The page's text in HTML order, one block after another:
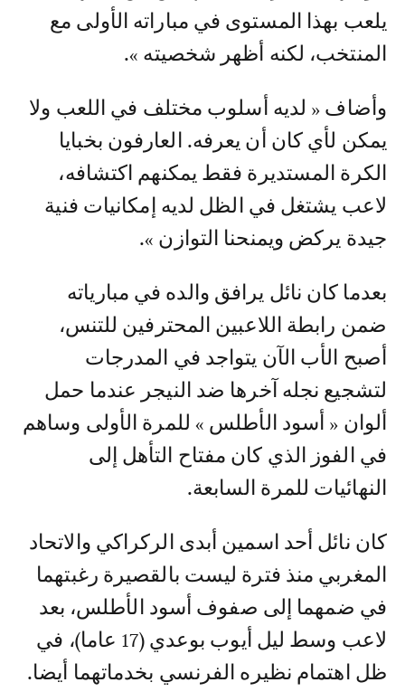
يلعب بهذا المستوى في مباراته الأولى مع
المنتخب، لكنه أظهر شخصيته ».
وأضاف « لديه أسلوب مختلف في اللعب ولا
يمكن لأي كان أن يعرفه. العارفون بخبايا
الكرة المستديرة فقط يمكنهم اكتشافه،
لاعب يشتغل في الظل لديه إمكانيات فنية
جيدة يركض ويمنحنا التوازن ».
بعدما كان نائل يرافق والده في مبارياته
ضمن رابطة اللاعبين المحترفين للتنس،
أصبح الأب الآن يتواجد في المدرجات
لتشجيع نجله آخرها ضد النيجر عندما حمل
ألوان « أسود الأطلس » للمرة الأولى وساهم
في الفوز الذي كان مفتاح التأهل إلى
النهائيات للمرة السابعة.
كان نائل أحد اسمين أبدى الركراكي والاتحاد
المغربي منذ فترة ليست بالقصيرة رغبتهما
في ضمهما إلى صفوف أسود الأطلس، بعد
لاعب وسط ليل أيوب بوعدي (17 عاما)، في
ظل اهتمام نظيره الفرنسي بخدماتهما أيضا.